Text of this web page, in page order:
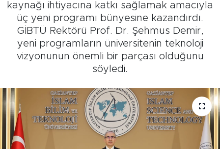
kaynağı ihtiyacına katkı sağlamak amacıyla
üç yeni programı bünyesine kazandırdı.
GİBTÜ Rektörü Prof. Dr. Şehmus Demir,
yeni programların üniversitenin teknoloji
vizyonunun önemli bir parçası olduğunu
söyledi.